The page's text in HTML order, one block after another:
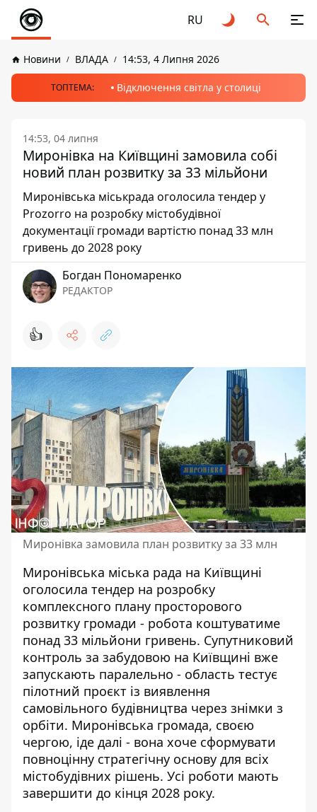
RU
Новини ВЛАДА 14:53, 4 Липня 2026
ТОПТЕМА: Відключення світла у столиці
14:53, 04 липня
Миронівка на Київщині замовила собі
новий план розвитку за 33 мільйони
Миронівська міськрада оголосила тендер у
Prozorro на розробку містобудівної
документації громади вартістю понад 33 млн
гривень до 2028 року
Богдан Пономаренко
РЕДАКТОР
👍
Миронівка замовила план розвитку за 33 млн
Миронівська міська рада на Київщині
оголосила тендер на розробку
комплексного плану просторового
розвитку громади - робота коштуватиме
понад 33 мільйони гривень. Супутниковий
контроль за забудовою на Київщині вже
запускають паралельно - область тестує
пілотний проєкт із виявлення
самовільного будівництва через знімки з
орбіти. Миронівська громада, своєю
чергою, іде далі - вона хоче сформувати
повноцінну стратегічну основу для всіх
містобудівних рішень. Усі роботи мають
завершити до кінця 2028 року.